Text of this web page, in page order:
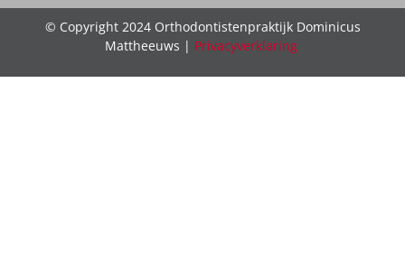
© Copyright 2024 Orthodontistenpraktijk Dominicus
Mattheeuws | Privacyverklaring